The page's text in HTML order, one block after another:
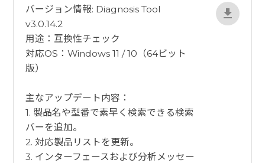
バージョン情報: Diagnosis Tool
v3.0.14.2
用途：互換性チェック
対応OS：Windows 11 / 10（64ビット
版）
​主なアップデート内容：
1. 製品名や型番で素早く検索できる検索
バーを追加。
2. 対応製品リストを更新。
3. インターフェースおよび分析メッセー